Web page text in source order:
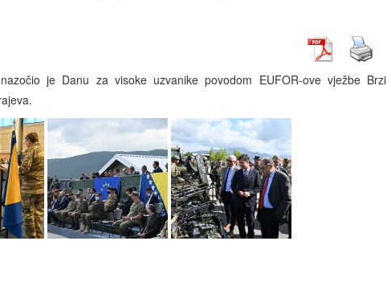
je Danu za visoke uzvanike povodom EUFOR-ove vježbe Brzi